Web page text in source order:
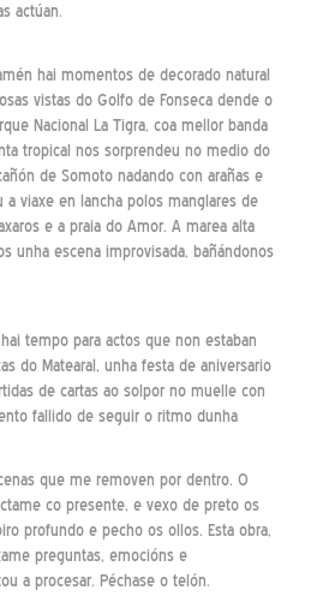
actúan.
hai momentos de decorado natural
vistas do Golfo de Fonseca dende o
Nacional La Tigra, coa mellor banda
tropical nos sorprendeu no medio do
de Somoto nadando con arañas e
viaxe en lancha polos manglares de
e a praia do Amor. A marea alta
unha escena improvisada, bañándonos
tempo para actos que non estaban
do Matearal, unha festa de aniversario
de cartas ao solpor no muelle con
fallido de seguir o ritmo dunha
que me removen por dentro. O
co presente, e vexo de preto os
profundo e pecho os ollos. Esta obra,
preguntas, emocións e
a procesar. Péchase o telón.